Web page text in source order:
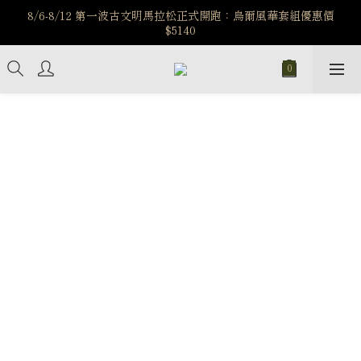
️8/6-8/12 第一波古文明馬拉松正式開跑：烏爾風華套組優惠價
$5140
️8/6-8/12 第一波古文明馬拉松正式開跑：烏爾風華套組優惠價
$5140
7/15-8/25 神秘星象學系列｜獅子座時區 項鍊 X 戒指 X 手鍊 享福
利